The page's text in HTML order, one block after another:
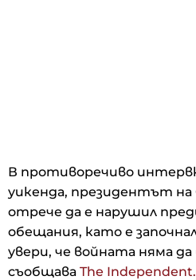
В противоречиво
уикенда, президентът
отрече да е нарушил
обещания, като е
увери, че войната няма да
съобщава The Independent.